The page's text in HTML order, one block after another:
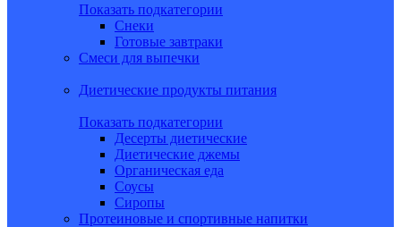
Показать подкатегории
Снеки
Готовые завтраки
Смеси для выпечки
Диетические продукты питания
Показать подкатегории
Десерты диетические
Диетические джемы
Органическая еда
Соусы
Сиропы
Протеиновые и спортивные напитки